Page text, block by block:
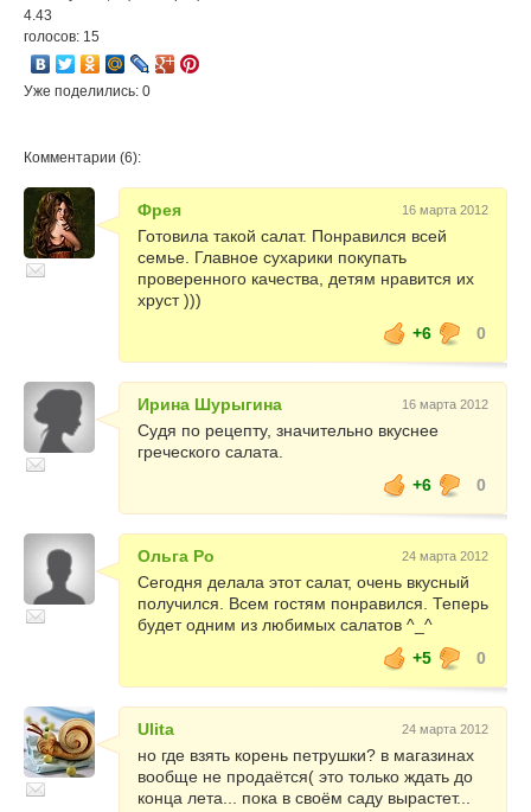
4.43
голосов: 15
Уже поделились: 0
Комментарии (6):
Фрея 16 марта 2012
Готовила такой салат. Понравился всей
семье. Главное сухарики покупать
проверенного качества, детям нравится их
хруст )))
+6
0
Ирина Шурыгина 16 марта 2012
Судя по рецепту, значительно вкуснее
греческого салата.
+6
0
Ольга Ро 24 марта 2012
Сегодня делала этот салат, очень вкусный
получился. Всем гостям понравился. Теперь
будет одним из любимых салатов ^_^
+5
0
Ulita 24 марта 2012
но где взять корень петрушки? в магазинах
вообще не продаётся( это только ждать до
конца лета... пока в своём саду вырастет...